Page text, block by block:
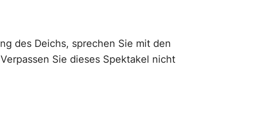
des Deichs, sprechen Sie mit den
Sie dieses Spektakel nicht